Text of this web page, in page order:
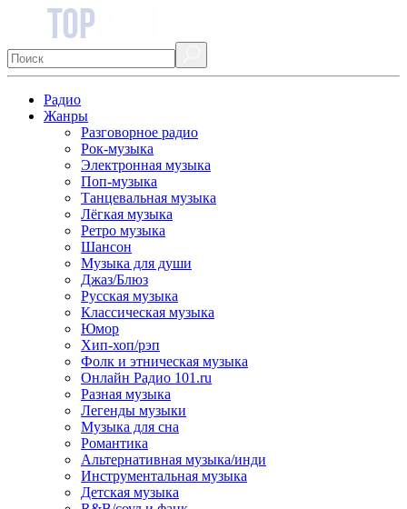
Радио
Жанры
Разговорное радио
Рок-музыка
Электронная музыка
Поп-музыка
Танцевальная музыка
Лёгкая музыка
Ретро музыка
Шансон
Музыка для души
Джаз/Блюз
Русская музыка
Классическая музыка
Юмор
Хип-хоп/рэп
Фолк и этническая музыка
Онлайн Радио 101.ru
Разная музыка
Легенды музыки
Музыка для сна
Романтика
Альтернативная музыка/инди
Инструментальная музыка
Детская музыка